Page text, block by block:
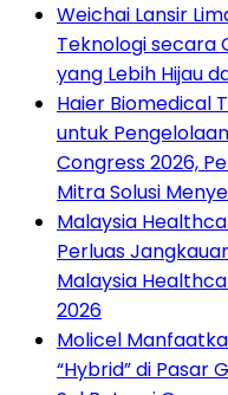
Weichai Lansir
Teknologi secara
yang Lebih Hijau
Haier Biomedical
untuk
Congress 2026,
Mitra Solusi
Malaysia
Perluas
Malaysia
2026
Molicel
“Hybrid” di Pasar